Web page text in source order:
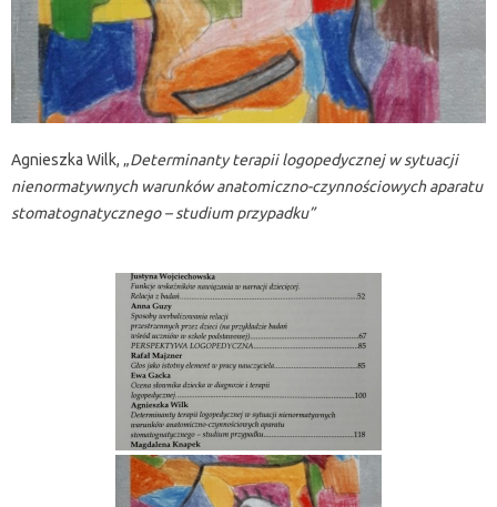
Agnieszka Wilk, „Determinanty terapii logopedycznej w sytuacji
nienormatywnych warunków anatomiczno-czynnościowych aparatu
stomatognatycznego – studium przypadku”